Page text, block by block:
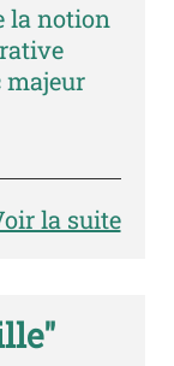
la notion
la suite